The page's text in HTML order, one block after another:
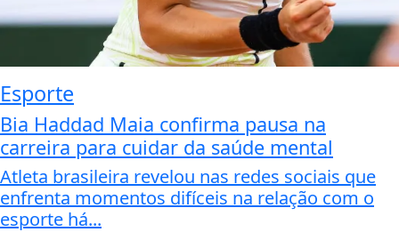
Esporte
Bia Haddad Maia confirma pausa na
carreira para cuidar da saúde mental
Atleta brasileira revelou nas redes sociais que
enfrenta momentos difíceis na relação com o
esporte há...